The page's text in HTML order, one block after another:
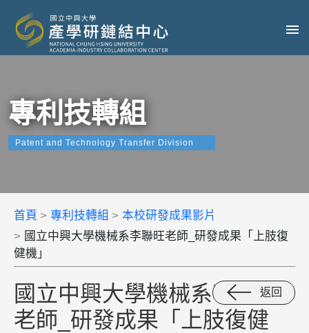
專利技轉組
Patent and Technology Transfer Division
首頁 專利技轉組
本校研發成果影片
國立中興大學機械系李聯旺老師_研發成果「上肢復
健機」
返回
國立中興大學機械系李聯旺
老師_研發成果「上肢復健